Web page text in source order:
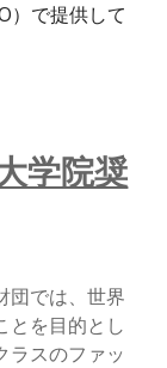
）で提供して
学院奨
団では、世界
とを目的とし
ラスのファッ